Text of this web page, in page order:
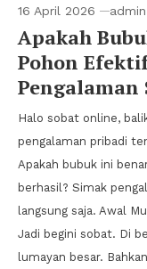
16 April 2026 admin
Apakah
Pohon
Pengalaman
Halo sobat online,
pengalaman pribadi
Apakah bubuk ini
berhasil? Simak
langsung saja. Awal
Jadi begini sobat. Di
lumayan besar.